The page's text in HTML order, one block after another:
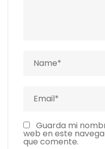
Guarda mi
web en este
que comente.